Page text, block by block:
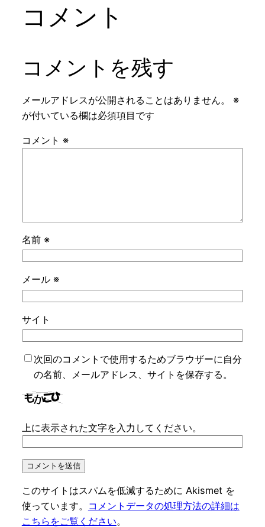
コメント
コメントを残す
メールアドレスが公開されることはありません。
※
が付いている欄は必須項目です
コメント ※
名前 ※
メール ※
サイト
次回のコメントで使用するためブラウザーに自分
の名前、メールアドレス、サイトを保存する。
上に表示された文字を入力してください。
このサイトはスパムを低減するために Akismet を
使っています。
コメントデータの処理方法の詳細は
こちらをご覧ください。